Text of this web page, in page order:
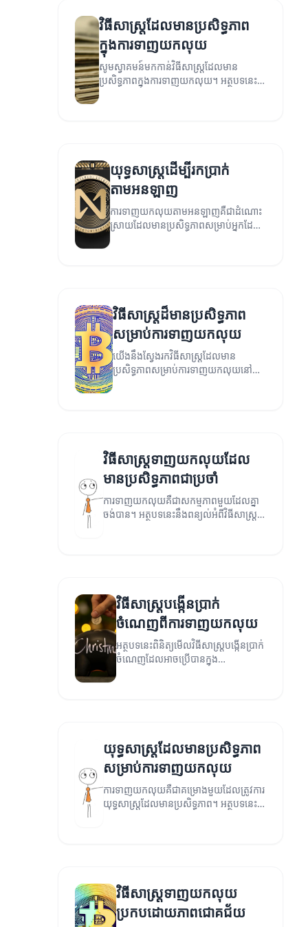
វិធីសាស្ត្រដែលមានប្រសិទ្ធភាព
ក្នុងការទាញយកលុយ
សូមស្វាគមន៍មកកាន់វិធីសាស្ត្រដែលមាន
ប្រសិទ្ធភាពក្នុងការទាញយកលុយ។ អត្ថបទនេះ
នឹងណែនាំអ្នកឱ្យស្គាល់ពីវិធីសាស្ត្រផ្សេងៗដែល
យុទ្ធសាស្ត្រដើម្បីរកប្រាក់
តាមអនឡាញ
ការទាញយកលុយតាមអនឡាញគឺជាដំណោះ
ស្រាយដែលមានប្រសិទ្ធភាពសម្រាប់អ្នកដែល
វិធីសាស្ត្រដ៏មានប្រសិទ្ធភាព
សម្រាប់ការទាញយកលុយ
យើងនឹងស្វែងរកវិធីសាស្ត្រដែលមាន
ប្រសិទ្ធភាពសម្រាប់ការទាញយកលុយនៅក្នុង
វិធីសាស្ត្រទាញយកលុយដែល
មានប្រសិទ្ធភាពជាប្រចាំ
ការទាញយកលុយគឺជាសកម្មភាពមួយដែលគ្នា
ចង់បាន។ អត្ថបទនេះនឹងពន្យល់អំពីវិធីសាស្ត្រ
វិធីសាស្ត្របង្កើនប្រាក់
ចំណេញពីការទាញយកលុយ
អត្ថបទនេះពិនិត្យមើលវិធីសាស្ត្របង្កើនប្រាក់
ចំណេញដែលអាចប្រើបានក្នុង
យុទ្ធសាស្ត្រដែលមានប្រសិទ្ធភាព
សម្រាប់ការទាញយកលុយ
ការទាញយកលុយគឺជាគម្រោងមួយដែលត្រូវការ
យុទ្ធសាស្ត្រដែលមានប្រសិទ្ធភាព។ អត្ថបទនេះ
វិធីសាស្ត្រទាញយកលុយ
ប្រកបដោយភាពជោគជ័យ